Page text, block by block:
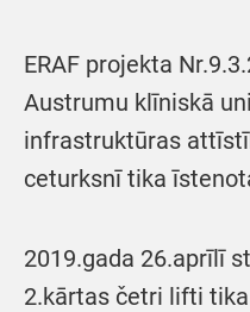
ERAF projekta
Austrumu klīniskā
infrastruktūras
ceturksnī tika
2019.gada 26.aprīlī
2.kārtas četri lifti